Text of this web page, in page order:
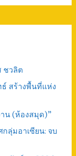
ชวลิต
สร้างพื้นที่แห่ง
น (ห้องสมุด)”
กลุ่มอาเซียน: จบ